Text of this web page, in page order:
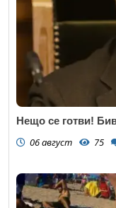
Нещо се готви!
06 август 75